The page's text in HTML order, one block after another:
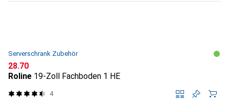
Serverschrank Zubehör
CHF
28.70
Roline 19-Zoll Fachboden 1 HE
4